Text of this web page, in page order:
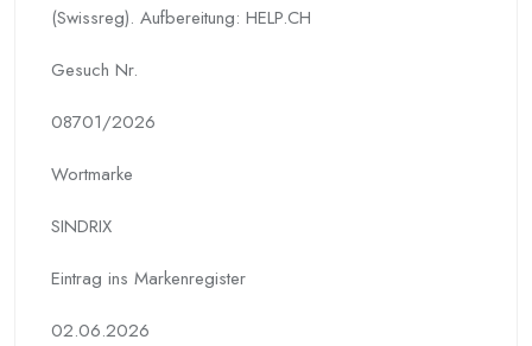
(Swissreg). Aufbereitung: HELP.CH
Gesuch Nr.
08701/2026
Wortmarke
SINDRIX
Eintrag ins Markenregister
02.06.2026